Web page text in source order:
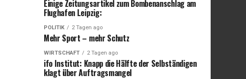
Einige Zeitungsartikel zum Bombenanschlag am
Flughafen Leipzig:
POLITIK 2 Tagen ago
Mehr Sport – mehr Schutz
WIRTSCHAFT 2 Tagen ago
ifo Institut: Knapp die Hälfte der Selbständigen
klagt über Auftragsmangel